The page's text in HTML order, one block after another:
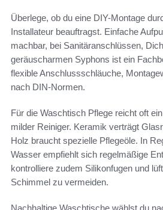
Überlege, ob du eine DIY-Montage
Installateur beauftragst. Einfache
machbar, bei Sanitäranschlüssen,
geräuscharmen Syphons ist ein
flexible Anschlussschläuche,
nach DIN-Normen.
Für die Waschtisch Pflege reicht oft
milder Reiniger. Keramik verträgt
Holz braucht spezielle Pflegeöle. In
Wasser empfiehlt sich regelmäßige
kontrolliere zudem Silikonfugen und
Schimmel zu vermeiden.